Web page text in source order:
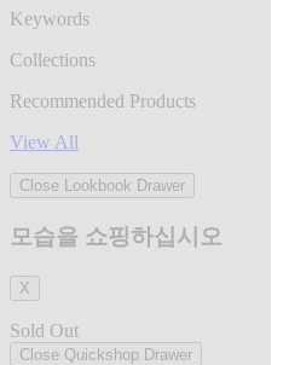
Keywords
Collections
Recommended Products
View All
Close Lookbook Drawer
모습을 쇼핑하십시오
X
Sold Out
Close Quickshop Drawer